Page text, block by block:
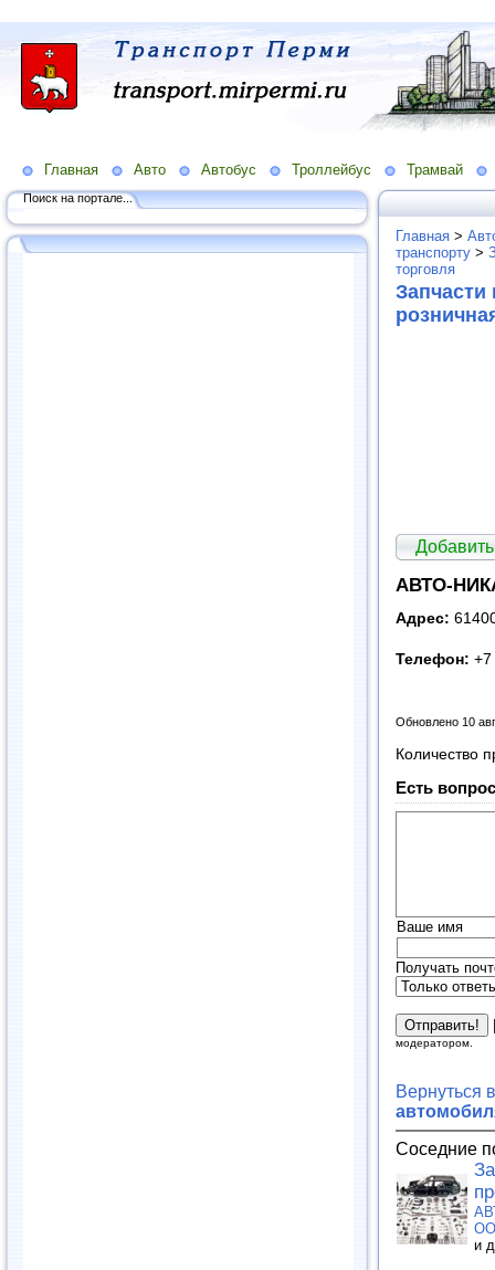
Главная Авто Автобус Троллейбус Трамвай
Поиск на портале...
Главная >
транспорту >
торговля
АВТО-
Адрес:
Телефон: +7
Обновлено 10
Количество
Есть
Ваше имя
Получать
модератором.
Вернуться
Соседние
и